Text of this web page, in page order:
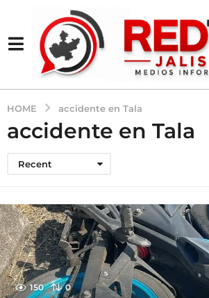
HOME accidente en Tala
accidente en Tala
Recent
150 0